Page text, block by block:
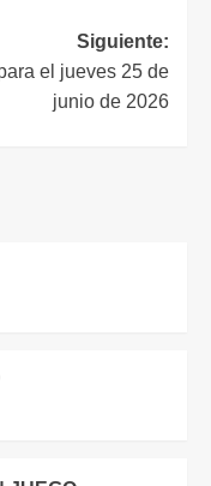
Siguiente:
el jueves 25 de
junio de 2026